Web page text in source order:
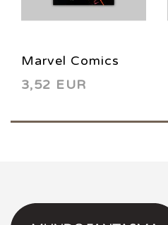
Marvel Comics
Presents 76 1991
3,52 EUR